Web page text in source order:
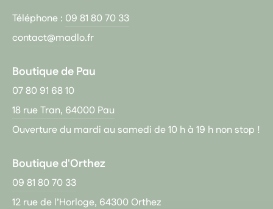
Téléphone : 09 81 80 70 33
contact@madlo.fr
Boutique de Pau
07 80 91 68 10
18 rue Tran, 64000 Pau
Ouverture du mardi au samedi de 10 h à 19 h non stop !
Boutique d'Orthez
09 81 80 70 33
12 rue de l’Horloge, 64300 Orthez